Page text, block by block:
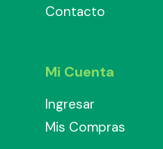
Contacto
Mi Cuenta
Ingresar
Mis Compras